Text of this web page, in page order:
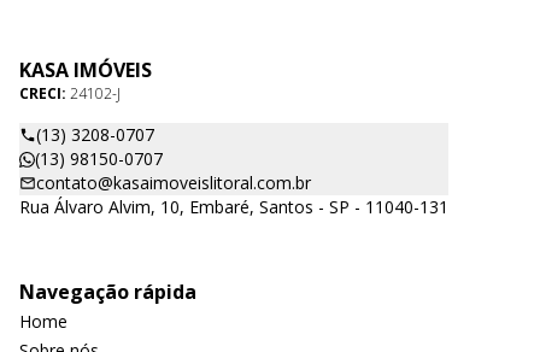
KASA IMÓVEIS
CRECI: 24102-J
(13) 3208-0707
(13) 98150-0707
contato@kasaimoveislitoral.com.br
Rua Álvaro Alvim, 10, Embaré, Santos - SP - 11040-131
Navegação rápida
Home